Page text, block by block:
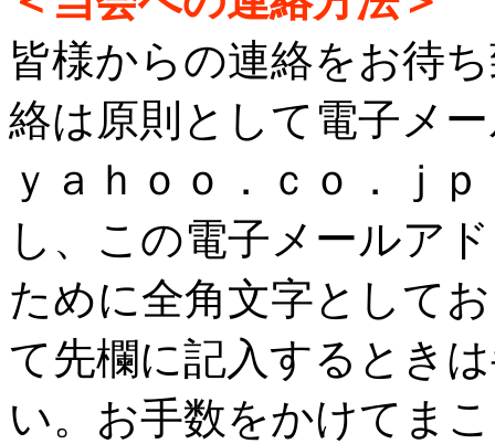
皆様からの連絡をお待
絡は原則として電子メ
ｙａｈｏｏ．ｃｏ．ｊ
し、この電子メールア
ために全角文字として
て先欄に記入するとき
い。お手数をかけてま